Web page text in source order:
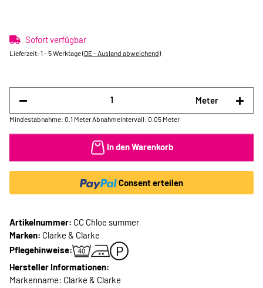
Sofort verfügbar
Lieferzeit: 1 - 5 Werktage(DE - Ausland abweichend)
Meter
Mindestabnahme: 0.1 Meter Abnahmeintervall: 0.05 Meter
In den Warenkorb
Consent erteilen
Artikelnummer: CC Chloe summer
Marken: Clarke & Clarke
Pflegehinweise:
Hersteller Informationen:
Markenname: Clarke & Clarke